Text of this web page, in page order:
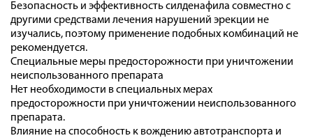
Безопасность и эффективность силденафила совместно с
другими средствами лечения нарушений эрекции не
изучались, поэтому применение подобных комбинаций не
рекомендуется.
Специальные меры предосторожности при уничтожении
неиспользованного препарата
Нет необходимости в специальных мерах
предосторожности при уничтожении неиспользованного
препарата.
Влияние на способность к вождению автотранспорта и